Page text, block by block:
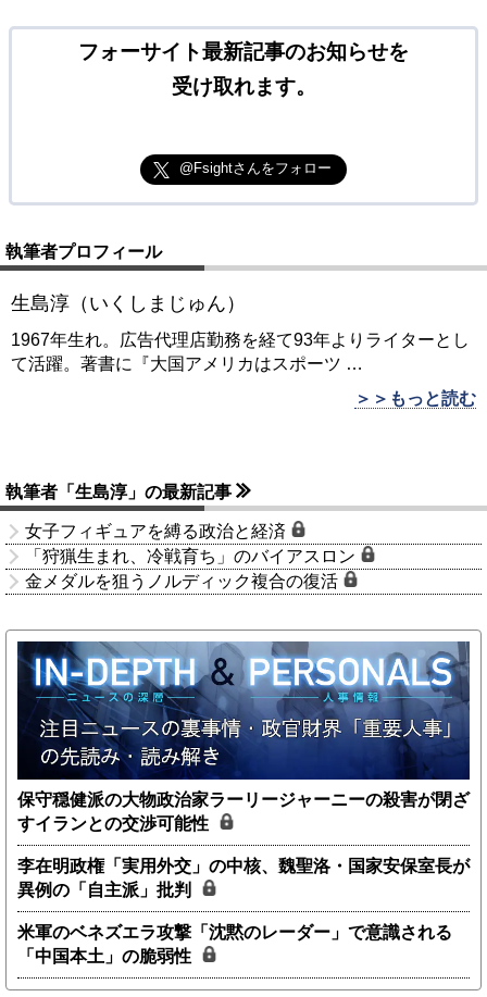
フォーサイト最新記事のお知らせを
受け取れます。
@Fsightさんをフォロー
執筆者プロフィール
生島淳（いくしまじゅん）
1967年生れ。広告代理店勤務を経て93年よりライターとし
て活躍。著書に『大国アメリカはスポーツ …
＞＞もっと読む
執筆者「生島淳」の最新記事
女子フィギュアを縛る政治と経済
「狩猟生まれ、冷戦育ち」のバイアスロン
金メダルを狙うノルディック複合の復活
保守穏健派の大物政治家ラーリージャーニーの殺害が閉ざ
すイランとの交渉可能性
李在明政権「実用外交」の中核、魏聖洛・国家安保室長が
異例の「自主派」批判
米軍のベネズエラ攻撃「沈黙のレーダー」で意識される
「中国本土」の脆弱性